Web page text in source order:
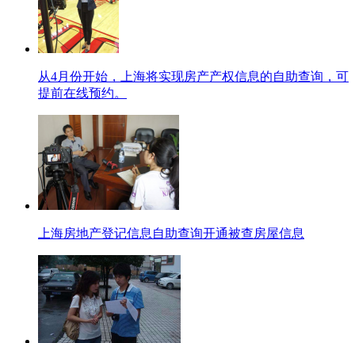
从4月份开始，上海将实现房产产权信息的自助查询，可
提前在线预约。
上海房地产登记信息自助查询开通被查房屋信息